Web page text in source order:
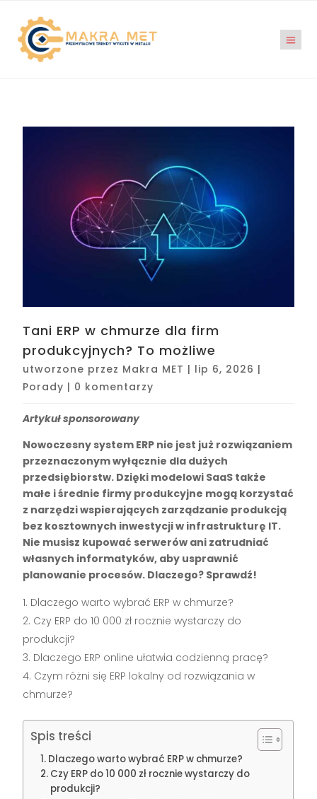
Tani ERP w chmurze dla firm
produkcyjnych? To możliwe
utworzone przez Makra MET | lip 6, 2026 |
Porady | 0 komentarzy
Artykuł sponsorowany
Nowoczesny system ERP nie jest już rozwiązaniem
przeznaczonym wyłącznie dla dużych
przedsiębiorstw. Dzięki modelowi SaaS także
małe i średnie firmy produkcyjne mogą korzystać
z narzędzi wspierających zarządzanie produkcją
bez kosztownych inwestycji w infrastrukturę IT.
Nie musisz kupować serwerów ani zatrudniać
własnych informatyków, aby usprawnić
planowanie procesów. Dlaczego? Sprawdź!
Dlaczego warto wybrać ERP w chmurze?
Czy ERP do 10 000 zł rocznie wystarczy do
produkcji?
Dlaczego ERP online ułatwia codzienną pracę?
Czym różni się ERP lokalny od rozwiązania w
chmurze?
Spis treści
Dlaczego warto wybrać ERP w chmurze?
Czy ERP do 10 000 zł rocznie wystarczy do
produkcji?